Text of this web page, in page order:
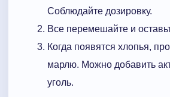
Соблюдайте дозировку.
Все перемешайте и
Когда появятся хлопья,
марлю. Можно добавить
уголь.